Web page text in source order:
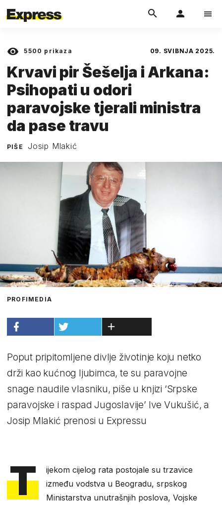
5500 prikaza 09. SVIBNJA 2025.
Krvavi pir Šešelja i Arkana:
Psihopati u odori
paravojske tjerali ministra
da pase travu
PIŠE Josip Mlakić
PROFIMEDIA
Poput pripitomljene divlje životinje koju netko
drži kao kućnog ljubimca, te su paravojne
snage naudile vlasniku, piše u knjizi ‘Srpske
paravojske i raspad Jugoslavije’ Ive Vukušić, a
Josip Mlakić prenosi u Expressu
T
ijekom cijelog rata postojale su trzavice
između vodstva u Beogradu, srpskog
Ministarstva unutrašnjih poslova, Vojske